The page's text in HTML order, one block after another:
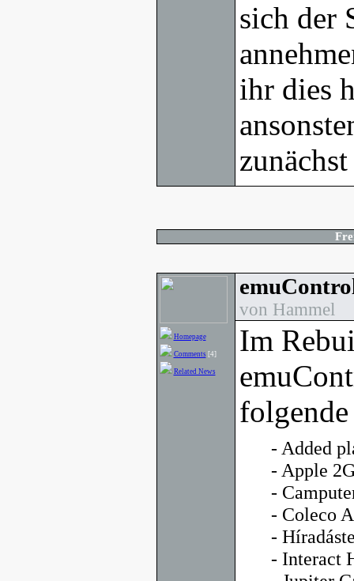
sich der
ihr dies
Homepage
Comments [4]
Related News
von Hammel
Im
- Added
- Apple
-
- Coleco
-
- Interact